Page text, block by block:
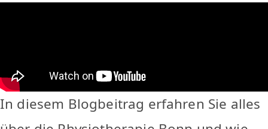
In diesem Blogbeitrag erfahren Sie alles